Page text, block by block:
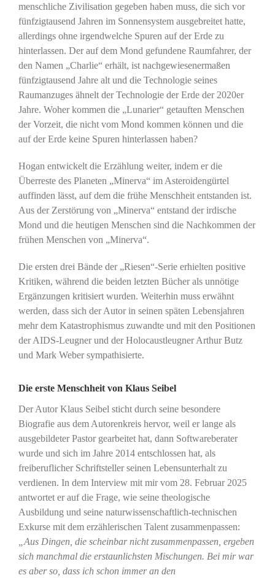
menschliche Zivilisation gegeben haben muss, die sich vor
fünfzigtausend Jahren im Sonnensystem ausgebreitet hatte,
allerdings ohne irgendwelche Spuren auf der Erde zu
hinterlassen. Der auf dem Mond gefundene Raumfahrer, der
den Namen „Charlie“ erhält, ist nachgewiesenermaßen
fünfzigtausend Jahre alt und die Technologie seines
Raumanzuges ähnelt der Technologie der Erde der 2020er
Jahre. Woher kommen die „Lunarier“ getauften Menschen
der Vorzeit, die nicht vom Mond kommen können und die
auf der Erde keine Spuren hinterlassen haben?
Hogan entwickelt die Erzählung weiter, indem er die
Überreste des Planeten „Minerva“ im Asteroidengürtel
auffinden lässt, auf dem die frühe Menschheit entstanden ist.
Aus der Zerstörung von „Minerva“ entstand der irdische
Mond und die heutigen Menschen sind die Nachkommen der
frühen Menschen von „Minerva“.
Die ersten drei Bände der „Riesen“-Serie erhielten positive
Kritiken, während die beiden letzten Bücher als unnötige
Ergänzungen kritisiert wurden. Weiterhin muss erwähnt
werden, dass sich der Autor in seinen späten Lebensjahren
mehr dem Katastrophismus zuwandte und mit den Positionen
der AIDS-Leugner und der Holocaustleugner Arthur Butz
und Mark Weber sympathisierte.
Die erste Menschheit von Klaus Seibel
Der Autor Klaus Seibel sticht durch seine besondere
Biografie aus dem Autorenkreis hervor, weil er lange als
ausgebildeter Pastor gearbeitet hat, dann Softwareberater
wurde und sich im Jahre 2014 entschlossen hat, als
freiberuflicher Schriftsteller seinen Lebensunterhalt zu
verdienen. In dem Interview mit mir vom 28. Februar 2025
antwortet er auf die Frage, wie seine theologische
Ausbildung und seine naturwissenschaftlich-technischen
Exkurse mit dem erzählerischen Talent zusammenpassen:
„Aus Dingen, die scheinbar nicht zusammenpassen, ergeben
sich manchmal die erstaunlichsten Mischungen. Bei mir war
es aber so, dass ich schon immer an den